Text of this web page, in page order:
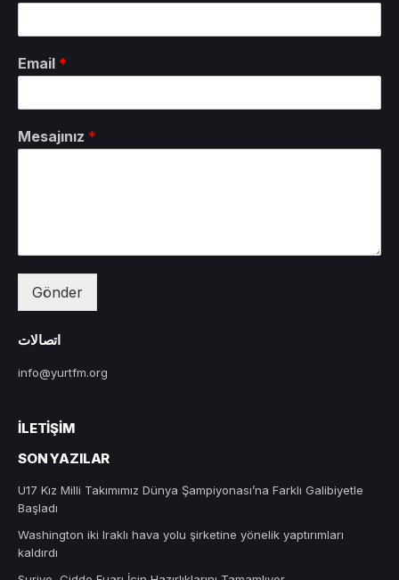
Email *
Mesajınız *
Gönder
اتصالات
info@yurtfm.org
İLETIŞIM
SON YAZILAR
U17 Kız Milli Takımımız Dünya Şampiyonası’na Farklı Galibiyetle
Başladı
Washington iki Iraklı hava yolu şirketine yönelik yaptırımları
kaldırdı